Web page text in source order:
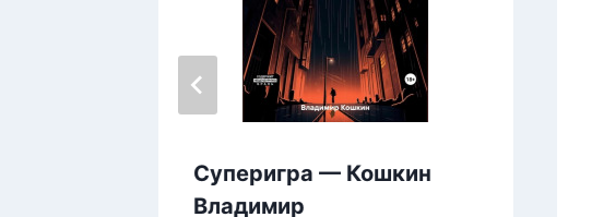
Суперигра — Кошкин
Владимир